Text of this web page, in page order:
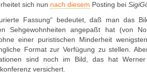
sich nun nach diesem Posting bei
Fassung“ bedeutet, daß man das
Sehgewohnheiten angepaßt hat (von
einer puristischen Minderheit
Format zur Verfügung zu stellen.
sind noch im Bild, das hat
versichert.